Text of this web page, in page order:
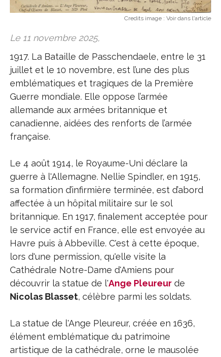
Credits image : Voir dans l'article
Le 11 novembre 2025,
1917. La Bataille de Passchendaele, entre le 31
juillet et le 10 novembre, est l’une des plus
emblématiques et tragiques de la Première
Guerre mondiale. Elle oppose l’armée
allemande aux armées britannique et
canadienne, aidées des renforts de l’armée
française.
Le 4 août 1914, le Royaume-Uni déclare la
guerre à l'Allemagne. Nellie Spindler, en 1915,
sa formation d’infirmière terminée, est d’abord
affectée à un hôpital militaire sur le sol
britannique. En 1917, finalement acceptée pour
le service actif en France, elle est envoyée au
Havre puis à Abbeville. C'est à cette époque,
lors d'une permission, qu'elle visite la
Cathédrale Notre-Dame d'Amiens pour
découvrir la statue de l'Ange Pleureur de
Nicolas Blasset, célèbre parmi les soldats.
La statue de l'Ange Pleureur, créée en 1636,
élément emblématique du patrimoine
artistique de la cathédrale, orne le mausolée